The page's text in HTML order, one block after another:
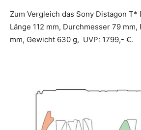
Zum Vergleich das Sony Distagon T*
Länge 112 mm, Durchmesser 79
mm, Gewicht 630 g, UVP: 1799,- €.